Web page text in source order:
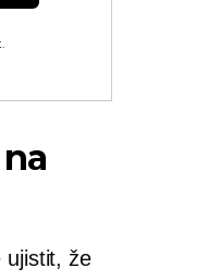
ujistit, že